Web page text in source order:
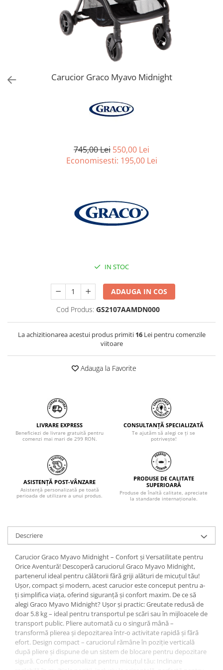
Consultanta Instalare
PAPUSI
Carucior Graco Myavo Midnight
745,00 Lei 550,00 Lei
Economisesti: 195,00 Lei
IN STOC
ADAUGA IN COS
Cod Produs: GS2107AAMDN000
La achizitionarea acestui produs primiti 16Lei pentru comenzile
viitoare
Adauga la Favorite
LIVRARE EXPRESS
Beneficiezi de livrare gratuită pentru
comenzi mai mari de 299 RON.
CONSULTANȚĂ SPECIALIZATĂ
Te ajutăm să alegi ce ți se
potrivește!
ASISTENȚĂ POST-VÂNZARE
Asistență personalizată pe toată
perioada de utilizare a unui produs.
PRODUSE DE CALITATE
SUPERIOARĂ
Produse de înaltă calitate, apreciate
la standarde internaționale.
Descriere
Carucior Graco Myavo Midnight – Confort și Versatilitate pentru
Orice Aventură! Descoperă caruciorul Graco Myavo Midnight,
partenerul ideal pentru călătorii fără griji alături de micuțul tău!
Ușor, compact și modern, acest carucior este conceput pentru a-
ți simplifica viața, oferind siguranță și confort maxim. De ce să
alegi Graco Myavo Midnight? Ușor și practic: Greutate redusă de
doar 5.8 kg – ideal pentru transportul pe scări sau în mijloacele de
transport public. Pliere automată cu o singură mână –
transformă plierea și depozitarea într-o activitate rapidă și fără
efort. Design compact – caruciorul rămâne în poziție verticală
după pliere și dispune de un sistem de blocare pentru depozitare
sigură. Confort personalizat pentru micuțul tău: Inclinare